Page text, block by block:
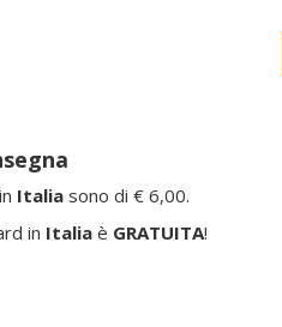
Italia sono di € 6,00.
in Italia è GRATUITA!